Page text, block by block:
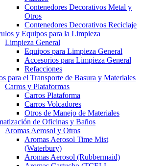
Contenedores Decorativos Metal y
Otros
Contenedores Decorativos Reciclaje
y Equipos para la Limpieza
Limpieza General
Equipos para Limpieza General
Accesorios para Limpieza General
Refacciones
para el Transporte de Basura y Materiales
Carros y Plataformas
Carros Plataforma
Carros Volcadores
Otros de Manejo de Materiales
de Oficinas y Baños
Aromas Aerosol y Otros
Aromas Aerosol Time Mist
(Waterbury)
Aromas Aerosol (Rubbermaid)